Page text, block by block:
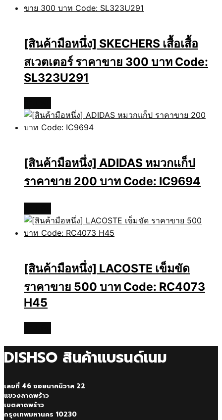
[สินค้ามือหนึ่ง] SKECHERS เสื้อเสื้อ
สเวตเตอร์ ราคาขาย 300 บาท Code:
SL323U291
[สินค้ามือหนึ่ง] ADIDAS หมวกแก็ป
ราคาขาย 200 บาท Code: IC9694
[สินค้ามือหนึ่ง] LACOSTE เข็มขัด
ราคาขาย 500 บาท Code: RC4073
H45
DISHSO สินค้าแบรนด์เนม
เลขที่ 46 ซอยนาคนิวาส 22
แขวงลาดพร้าว
เขตลาดพร้าว
กรุงเทพมหานคร 10230